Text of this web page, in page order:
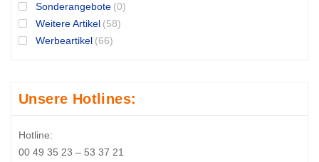
Sonderangebote (0)
Weitere Artikel (58)
Werbeartikel (66)
Unsere Hotlines:
Hotline:
00 49 35 23 – 53 37 21